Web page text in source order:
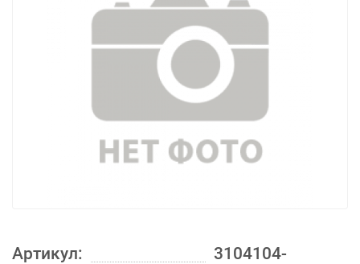
Артикул:
3104104-